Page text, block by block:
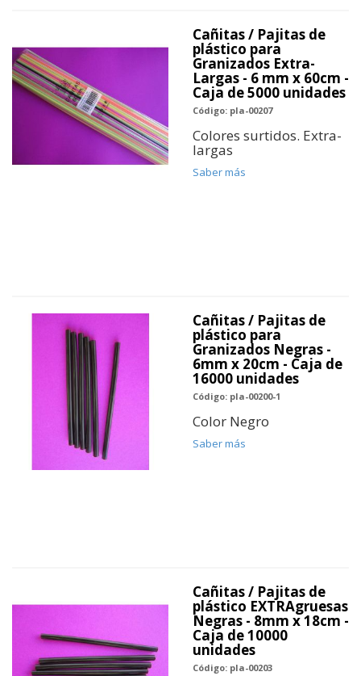
Cañitas / Pajitas de
plástico para
Granizados Extra-
Largas - 6 mm x 60cm -
Caja de 5000 unidades
Código: pla-00207
Colores surtidos. Extra-
largas
Saber más
Cañitas / Pajitas de
plástico para
Granizados Negras -
6mm x 20cm - Caja de
16000 unidades
Código: pla-00200-1
Color Negro
Saber más
Cañitas / Pajitas de
plástico EXTRAgruesas
Negras - 8mm x 18cm -
Caja de 10000
unidades
Código: pla-00203